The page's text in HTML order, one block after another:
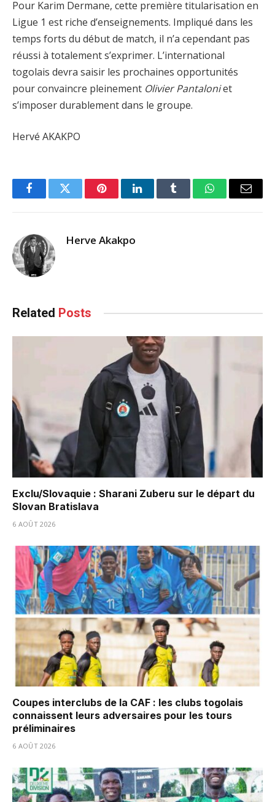
Pour Karim Dermane, cette première titularisation en
Ligue 1 est riche d’enseignements. Impliqué dans les
temps forts du début de match, il n’a cependant pas
réussi à totalement s’exprimer. L’international
togolais devra saisir les prochaines opportunités
pour convaincre pleinement Olivier Pantaloniet
s’imposer durablement dans le groupe.
Hervé AKAKPO
FacebookTwitter PinterestLinkedInTumblr WhatsAppEmail
Herve Akakpo
Related Posts
Exclu/Slovaquie : Sharani Zuberu sur le départ du
Slovan Bratislava
6 AOÛT 2026
Coupes interclubs de la CAF : les clubs togolais
connaissent leurs adversaires pour les tours
préliminaires
6 AOÛT 2026